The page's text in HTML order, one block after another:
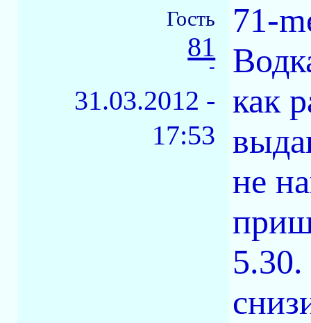
Гость
81
-
31.03.2012 -
17:53
71-
как
не